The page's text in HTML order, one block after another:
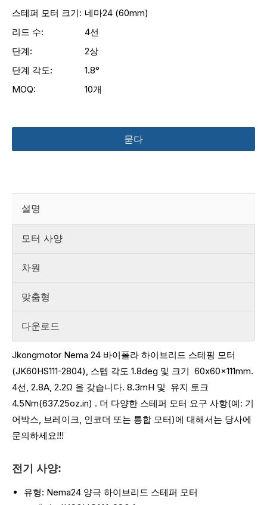
스테퍼 모터 크기: 네마24 (60mm)
리드 수:
4선
단계:
2상
단계 각도:
1.8°
MOQ:
10개
묻다
설명
모터 사양
차원
맞춤형
다운로드
Jkongmotor Nema 24 바이폴라 하이브리드 스테핑 모터
(JK60HS111-2804), 스텝 각도 1.8deg 및 크기 60x60x111mm.
4선, 2.8A, 2.2Ω 을 갖습니다. 8.3mH 및 유지 토크
4.5Nm(637.25oz.in) . 더 다양한 스테퍼 모터 요구 사항(예: 기
어박스, 브레이크, 인코더 또는 통합 모터)에 대해서는 당사에
문의하세요!!!
전기 사양:
유형: Nema24 양극 하이브리드 스테퍼 모터